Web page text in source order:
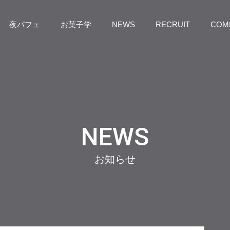
夜パフェ お菓子学 NEWS RECRUIT
NEWS
お知らせ